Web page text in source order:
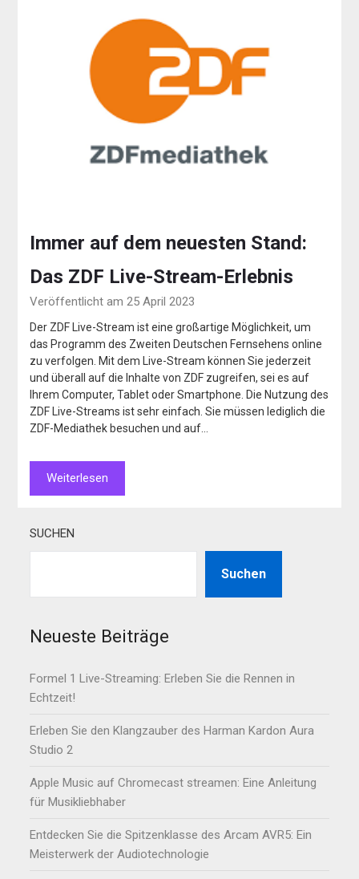
Immer auf dem neuesten Stand:
Das ZDF Live-Stream-Erlebnis
Veröffentlicht am 25 April 2023
Der ZDF Live-Stream ist eine großartige Möglichkeit, um
das Programm des Zweiten Deutschen Fernsehens online
zu verfolgen. Mit dem Live-Stream können Sie jederzeit
und überall auf die Inhalte von ZDF zugreifen, sei es auf
Ihrem Computer, Tablet oder Smartphone. Die Nutzung des
ZDF Live-Streams ist sehr einfach. Sie müssen lediglich die
ZDF-Mediathek besuchen und auf…
Weiterlesen
SUCHEN
Suchen
Neueste Beiträge
Formel 1 Live-Streaming: Erleben Sie die Rennen in
Echtzeit!
Erleben Sie den Klangzauber des Harman Kardon Aura
Studio 2
Apple Music auf Chromecast streamen: Eine Anleitung
für Musikliebhaber
Entdecken Sie die Spitzenklasse des Arcam AVR5: Ein
Meisterwerk der Audiotechnologie